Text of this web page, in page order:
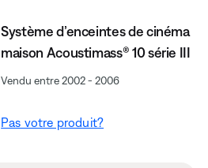
Système d’enceintes de cinéma
maison Acoustimass® 10 série III
Vendu entre 2002 - 2006
Pas votre produit?